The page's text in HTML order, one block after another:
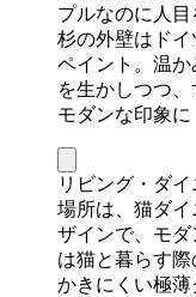
プルなのに人目
杉の外壁はド
ペイント。温か
を生かしつつ
モダンな印象に
リビング・ダ
場所は、猫ダ
ザインで、モ
は猫と暮らす
かきにくい極